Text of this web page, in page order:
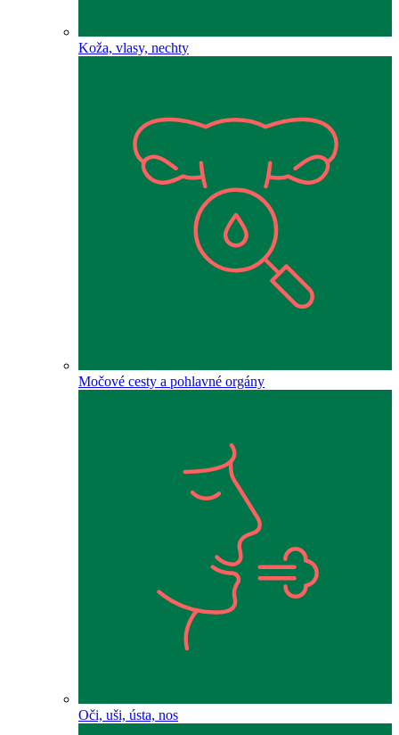
Koža, vlasy, nechty
Močové cesty a pohlavné orgány
Oči, uši, ústa, nos